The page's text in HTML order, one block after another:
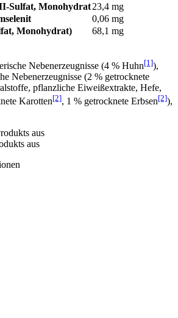
Sulfat, Monohydrat23,4 mg
0,06 mg
Monohydrat)
68,1 mg
Nebenerzeugnisse (4 % Huhn[1]),
Nebenerzeugnisse (2 % getrocknete
pflanzliche Eiweißextrakte, Hefe,
Karotten[2], 1 % getrocknete Erbsen[2]),
aus
aus